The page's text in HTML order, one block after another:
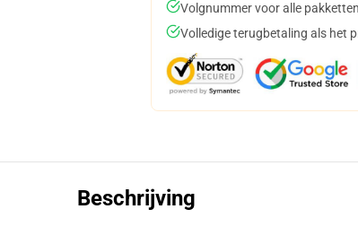
Volgnummer voor alle
Volledige terugbetaling als het
Beschrijving